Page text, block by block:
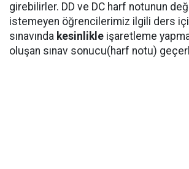
girebilirler. DD ve DC harf notunun
istemeyen öğrencilerimiz ilgili ders
sınavında kesinlikle işaretleme
oluşan sınav sonucu(harf notu)